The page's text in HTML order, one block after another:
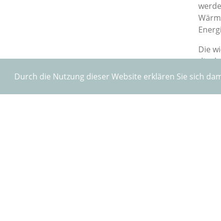
Durch die Nutzung dieser Website erklären Sie sich
Die
die